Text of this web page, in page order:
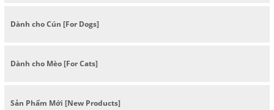
Dành cho Cún [For Dogs]
Dành cho Mèo [For Cats]
Sản Phẩm Mới [New Products]